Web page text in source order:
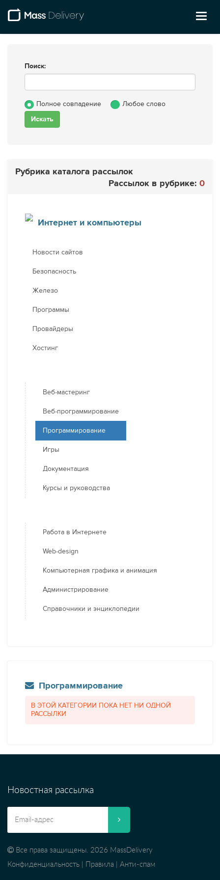
Поиск:
Полное совпадение Любое слово
Рубрика каталога рассылок
Рассылок в рубрике: 0
Интернет и компьютеры
Новости сайтов
Безопасность
Железо
Программы
Провайдеры
Хостинг
Веб-мастеринг
Веб-программирование
Программирование
Игры
Документация
Курсы и руководства
Работа в Интернете
Web-design
Компьютерная графика и анимация
Администрирование
Справочники и энциклопедии
Программирование
В ЭТОЙ КАТЕГОРИИ ПОКА НЕТ НИ ОДНОЙ
РАССЫЛКИ
Новостная рассылка
Все права защищены. 2026 MassDelivery
Конфиденциальность
Правила Анти-спам